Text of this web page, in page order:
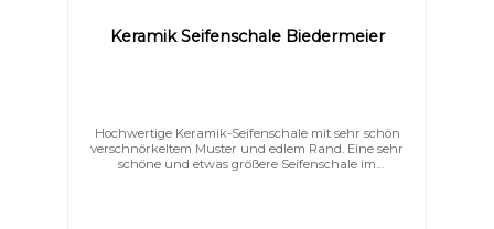
Keramik Seifenschale Biedermeier
Hochwertige Keramik-Seifenschale mit sehr schön
verschnörkeltem Muster und edlem Rand. Eine sehr
schöne und etwas größere Seifenschale im